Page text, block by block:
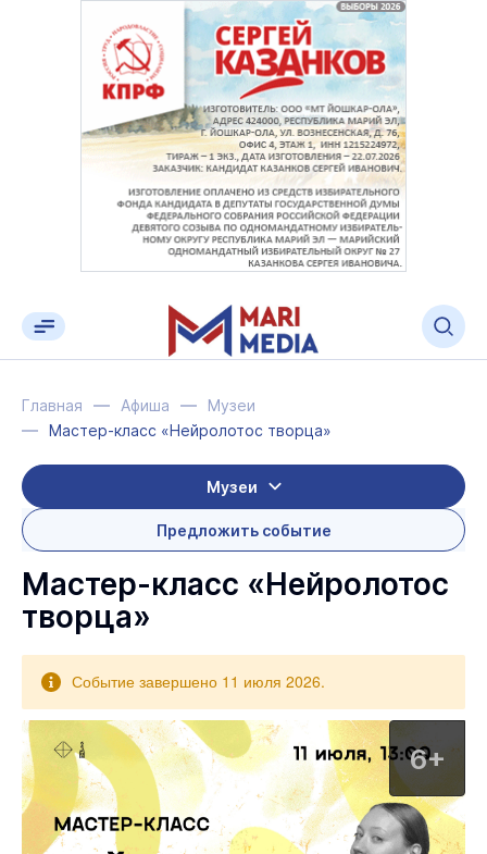
Главная Афиша
Музеи
Мастер-класс «Нейролотос творца»
Музеи
Предложить событие
Мастер-класс «Нейролотос
творца»
Событие завершено 11 июля 2026.
6+